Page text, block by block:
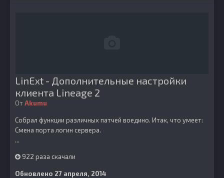
LinExt - Дополнительные настройки
клиента Lineage 2
ОтAkumu
Собрал функции различных патчей воедино. Итак, что умеет:
Смена порта логин сервера.
...
922 раза скачали
Обновлено 27 апреля, 2014